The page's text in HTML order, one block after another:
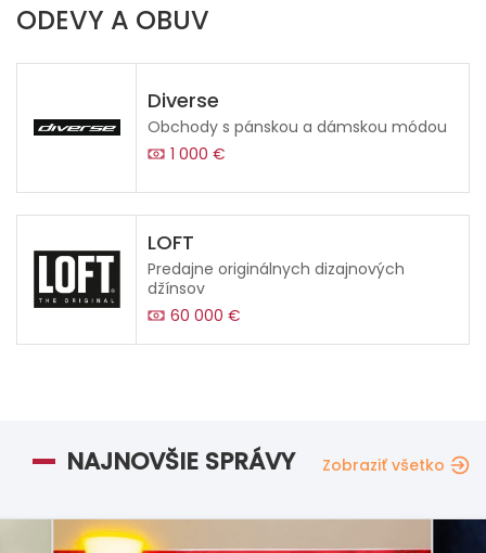
ODEVY A OBUV
Diverse
Obchody s pánskou a dámskou módou
1 000 €
LOFT
Predajne originálnych dizajnových
džínsov
60 000 €
NAJNOVŠIE SPRÁVY Zobraziť všetko